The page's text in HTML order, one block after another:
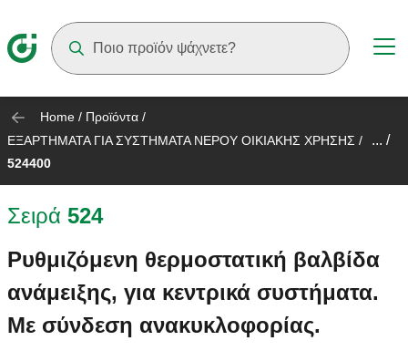
Home / Προϊόντα /
ΕΞΑΡΤΗΜΑΤΑ ΓΙΑ ΣΥΣΤΗΜΑΤΑ ΝΕΡΟΥ ΟΙΚΙΑΚΗΣ ΧΡΗΣΗΣ / ... /
524400
Σειρά 524
Ρυθμιζόμενη θερμοστατική βαλβίδα
ανάμειξης, για κεντρικά συστήματα.
Με σύνδεση ανακυκλοφορίας.